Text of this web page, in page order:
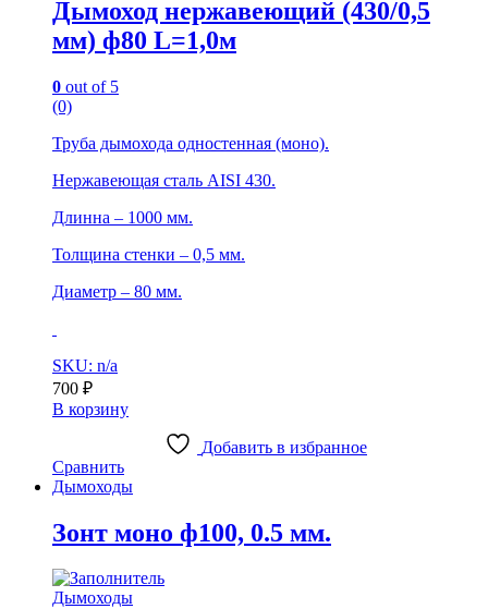
Дымоход нержавеющий (430/0,5
мм) ф80 L=1,0м
0 out of 5
(0)
Труба дымохода одностенная (моно).
Нержавеющая сталь AISI 430.
Длинна – 1000 мм.
Толщина стенки – 0,5 мм.
Диаметр – 80 мм.
SKU: n/a
700 ₽
В корзину
Добавить в избранное
Сравнить
Дымоходы
Зонт моно ф100, 0.5 мм.
Дымоходы